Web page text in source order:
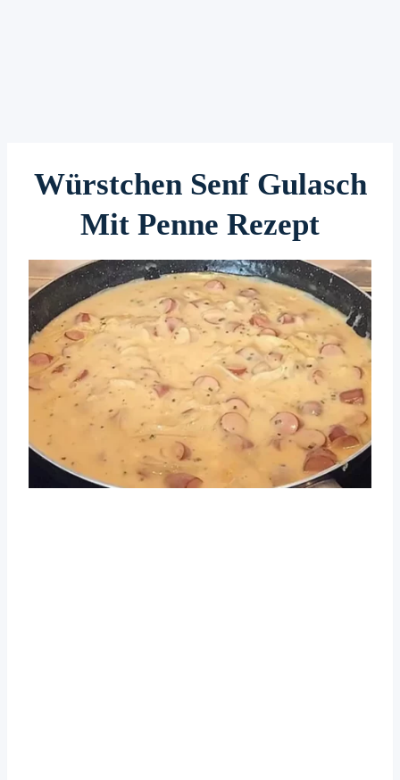
Würstchen Senf Gulasch
Mit Penne Rezept